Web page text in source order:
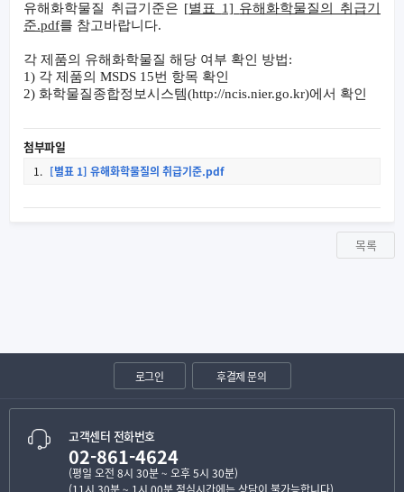
유해화학물질 취급기준은 [별표 1] 유해화학물질의 취급기
준.pdf를 참고바랍니다.
각 제품의 유해화학물질 해당 여부 확인 방법:
1) 각 제품의 MSDS 15번 항목 확인
2) 화학물질종합정보시스템(http://ncis.nier.go.kr)에서 확인
첨부파일
1. [별표 1] 유해화학물질의 취급기준.pdf
목록
로그인 후결제 문의
고객센터 전화번호
02-861-4624
(평일 오전 8시 30분 ~ 오후 5시 30분)